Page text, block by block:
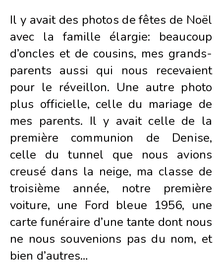
Il y avait des photos de fêtes de Noël
avec la famille élargie: beaucoup
d’oncles et de cousins, mes grands-
parents aussi qui nous recevaient
pour le réveillon. Une autre photo
plus officielle, celle du mariage de
mes parents. Il y avait celle de la
première communion de Denise,
celle du tunnel que nous avions
creusé dans la neige, ma classe de
troisième année, notre première
voiture, une Ford bleue 1956, une
carte funéraire d’une tante dont nous
ne nous souvenions pas du nom, et
bien d’autres…